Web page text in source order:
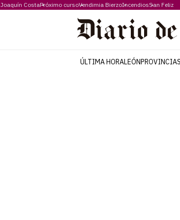
Joaquín CostaPróximo cursoVendimia BierzoIncendiosSan Feliz
ÚLTIMA HORALEÓNPROVINCIA